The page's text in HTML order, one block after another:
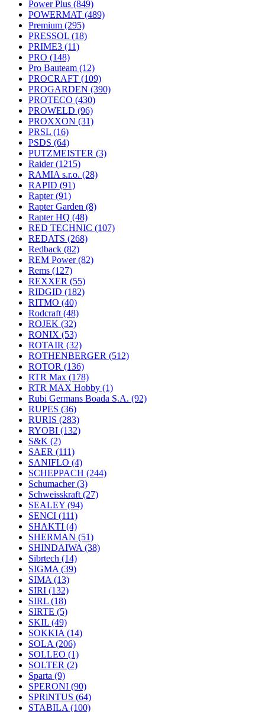
Power Plus (849)
POWERMAT (489)
Premium (295)
PRESSOL (18)
PRIME3 (11)
PRO (148)
Pro Bauteam (12)
PROCRAFT (109)
PROGARDEN (390)
PROTECO (430)
PROWELD (96)
PROXXON (31)
PRSL (16)
PSDS (64)
PUTZMEISTER (3)
Raider(1215)
RAMIA s.r.o. (28)
RAPID (91)
Rapter(91)
Rapter Garden (8)
Rapter HQ (48)
RED TECHNIC (107)
REDATS (268)
Redback (82)
REM Power(82)
Rems (127)
REXXER (55)
RIDGID (182)
RITMO (40)
Rodcraft (48)
ROJEK (32)
RONIX (53)
ROTAIR (32)
ROTHENBERGER (512)
ROTOR (136)
RTR Max (178)
RTR MAX Hobby (1)
Rubi Germans Boada S.A. (92)
RUPES (36)
RURIS (283)
RYOBI (132)
S&K (2)
SAER (111)
SANIFLO (4)
SCHEPPACH (244)
Schumacher(3)
Schweisskraft (27)
SEALEY (94)
SENCI (111)
SHAKTI (4)
SHERMAN (51)
SHINDAIWA (38)
Sibrtech (14)
SIGMA (39)
SIMA (13)
SIRI (132)
SIRL (18)
SIRTE (5)
SKIL (49)
SOKKIA (14)
SOLA (206)
SOLLEO (1)
SOLTER (2)
Sparta (9)
SPERONI (90)
SPRiNTUS (64)
STABILA (100)